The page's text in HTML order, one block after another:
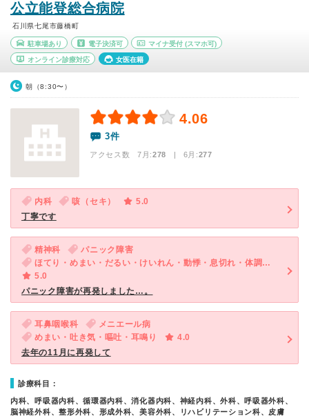
公立能登総合病院
石川県七尾市藤橋町
駐車場あり 電子決済可 マイナ受付 (スマホ可)
オンライン診療対応 女医在籍
朝（8:30〜）
4.06
3件
アクセス数 7月:278 | 6月:277
内科 咳（セキ）
5.0
丁寧です
精神科
パニック障害
ほてり・めまい・だるい・けいれん・動悸・息切れ・体調不良・寝つきが悪い・不眠・気が滅入る・不安
5.0
パニック障害が再発しました…。
耳鼻咽喉科
メニエール病
めまい・吐き気・嘔吐・耳鳴り
4.0
去年の11月に再発して
診療科目：
内科、呼吸器内科、循環器内科、消化器内科、神経内科、外科、呼吸器外科、
脳神経外科、整形外科、形成外科、美容外科、リハビリテーション科、皮膚